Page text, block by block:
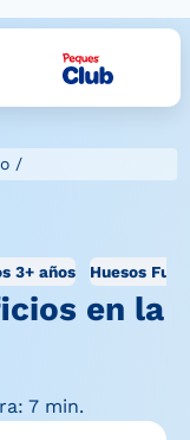
/
3+ años Huesos
en la
7 min.